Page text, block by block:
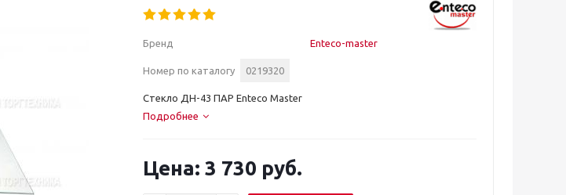
Бренд Enteco-master
Номер по каталогу 0219320
Стекло ДН-43 ПАР Enteco Master
Подробнее
3 730 руб.